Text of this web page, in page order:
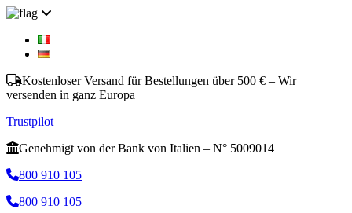
Kostenloser Versand für Bestellungen über 500 € – Wir
versenden in ganz Europa
Trustpilot
Genehmigt von der Bank von Italien – N° 5009014
800 910 105
800 910 105